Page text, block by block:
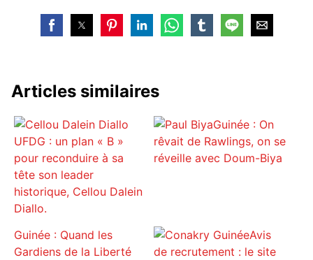
Articles similaires
UFDG : un plan « B »
pour reconduire à sa
tête son leader
historique, Cellou Dalein
Diallo.
Guinée : On
rêvait de Rawlings, on se
réveille avec Doum-Biya
Guinée : Quand les
Gardiens de la Liberté
Avis
de recrutement : le site